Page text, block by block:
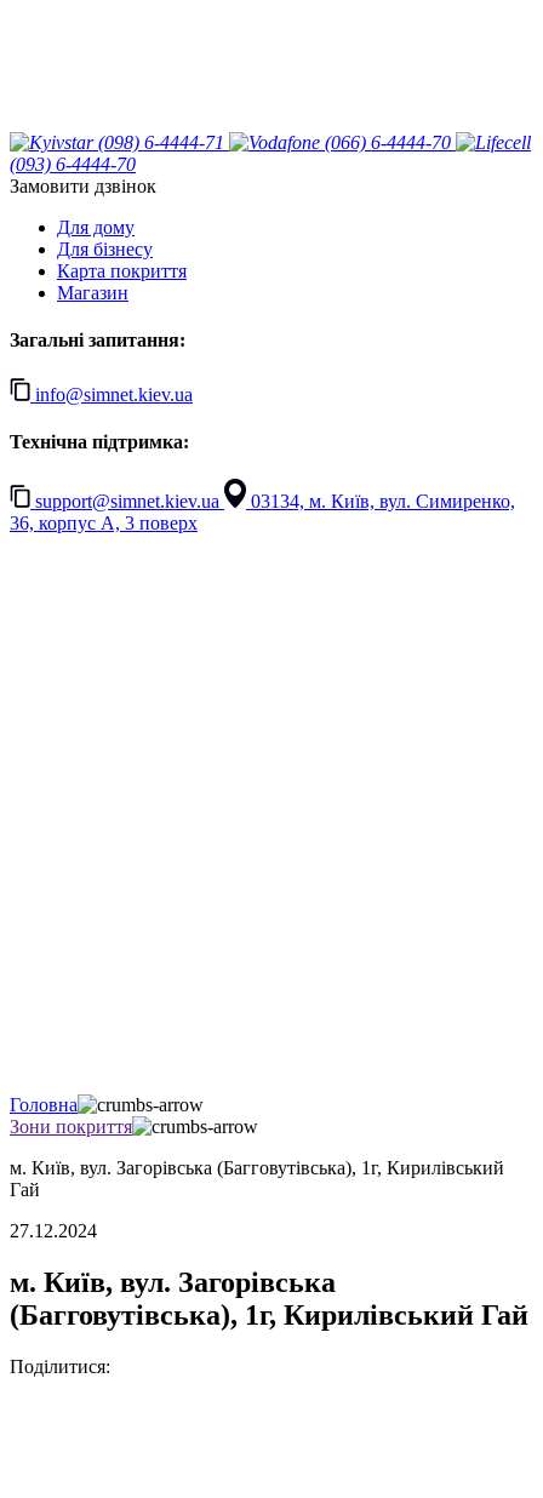
(098) 6-4444-71
(066) 6-4444-70
(093) 6-4444-70
Замовити дзвінок
Для дому
Для бізнесу
Карта покриття
Магазин
Загальні запитання:
info@simnet.kiev.ua
Технічна підтримка:
support@simnet.kiev.ua
03134, м. Київ, вул. Симиренко,
36, корпус А, 3 поверх
Головна
Зони покриття
м. Київ, вул. Загорівська (Багговутівська), 1г, Кирилівський
Гай
27.12.2024
м. Київ, вул. Загорівська
(Багговутівська), 1г, Кирилівський Гай
Поділитися: